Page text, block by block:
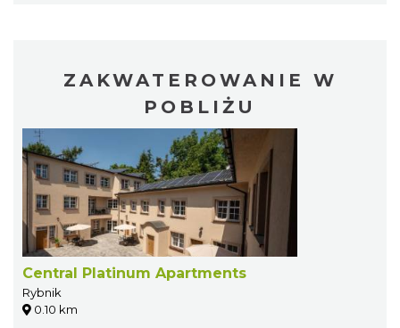
ZAKWATEROWANIE W
POBLIŻU
Central Platinum Apartments
Rybnik
0.10 km